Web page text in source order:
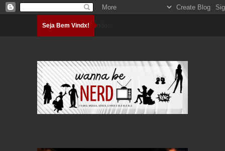
Seja Bem Vindx!Carregando...